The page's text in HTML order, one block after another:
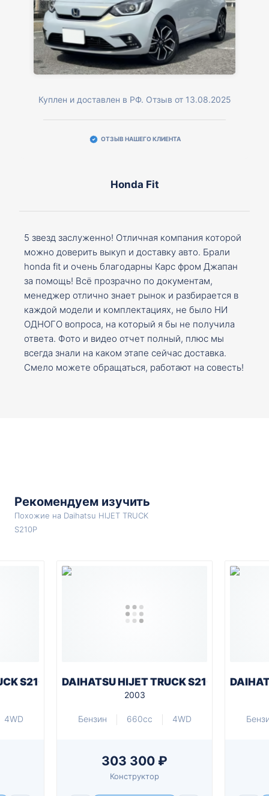
Куплен и доставлен в РФ. Отзыв от 13.08.2025
ОТЗЫВ НАШЕГО КЛИЕНТА
Honda Fit
5 звезд заслуженно! Отличная компания которой
можно доверить выкуп и доставку авто. Брали
honda fit и очень благодарны Карс фром Джапан
за помощь! Всё прозрачно по документам,
менеджер отлично знает рынок и разбирается в
каждой модели и комплектациях, не было НИ
ОДНОГО вопроса, на который я бы не получила
ответа. Фото и видео отчет полный, плюс мы
всегда знали на каком этапе сейчас доставка.
Смело можете обращаться, работают на совесть!
Рекомендуем изучить
Похожие на Daihatsu HIJET TRUCK
S210P
S210P
4WD
DAIHATSU HIJET TRUCK S210P
2003
Бензин 660cc 4WD
303 300 ₽
Конструктор